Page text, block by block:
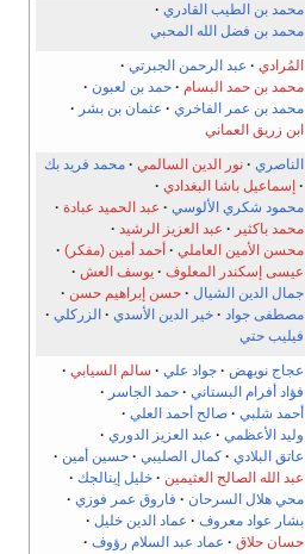
محمد بن الطيب القادري
محمد بن فضل الله المحبي
المُرادي
عبد الرحمن الجبرتي
محمد بن حمد البسام
حمد بن لعبون
محمد بن عمر الفاخري
عثمان بن بشر
ابن زريق العماني
الناصري نور الدين السالمي
محمد فريد بك
إسماعيل باشا البغدادي
محمود شكري الألوسي
عبد الحميد عبادة
محمد باكثير
عبد العزيز الرشيد
محسن الأمين العاملي
أحمد أمين (مفكر)
عيسى إسكندر المعلوف
يوسف العش
جمال الدين الشيال
حسن إبراهيم حسن
مصطفى جواد
خير الدين الأسدي
الزركلي
فيليب حتي
عجاج نويهض جواد علي
سالم السيابي
فؤاد أفرام البستاني
حمد الجاسر
أحمد شلبي
صالح أحمد العلي
وليد الأعظمي
عبد العزيز الدوري
عاتق البلادي
كمال الصليبي
حسين أمين
عبد الله الصالح العثيمين
خليل إينالجك
محي هلال السرحان
فاروق عمر فوزي
بشار عواد معروف
عماد الدين خليل
حسان حلاق
عماد عبد السلام رؤوف